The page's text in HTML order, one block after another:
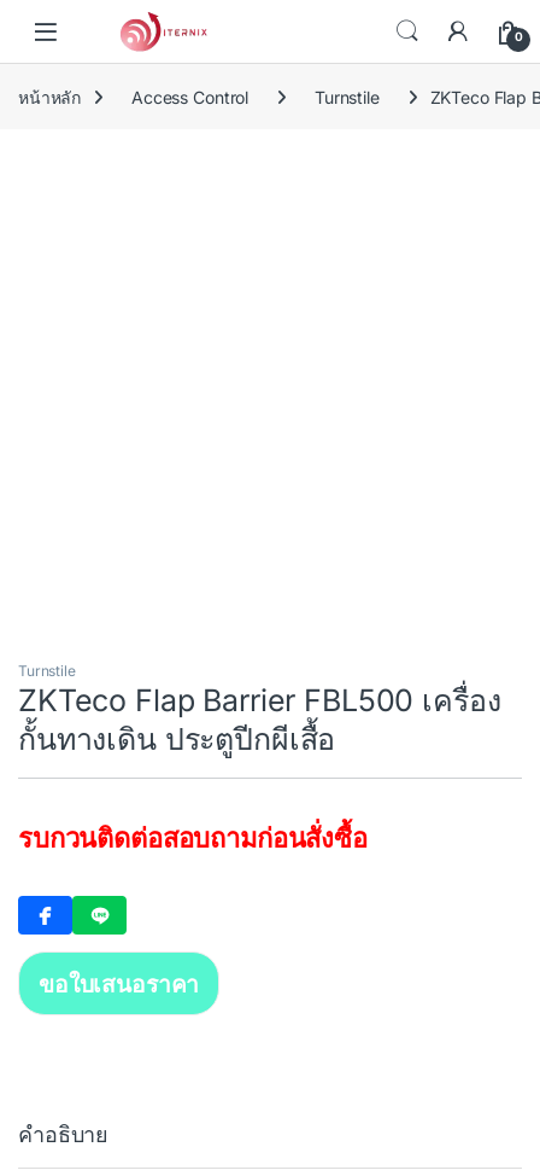
0
หน้าหลัก Access Control Turnstile ZKTeco Flap
Turnstile
ZKTeco Flap Barrier FBL500 เครื่อง
กั้นทางเดิน ประตูปีกผีเสื้อ
รบกวนติดต่อสอบถามก่อนสั่งซื้อ
ขอใบเสนอราคา
คำอธิบาย